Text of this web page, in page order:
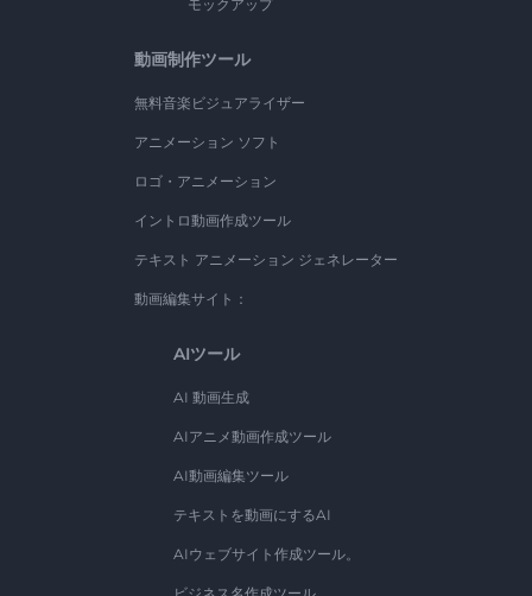
モックアップ
動画制作ツール
無料音楽ビジュアライザー
アニメーション ソフト
ロゴ・アニメーション
イントロ動画作成ツール
テキスト アニメーション ジェネレーター
動画編集サイト：
AIツール
AI 動画生成
AIアニメ動画作成ツール
AI動画編集ツール
テキストを動画にするAI
AIウェブサイト作成ツール。